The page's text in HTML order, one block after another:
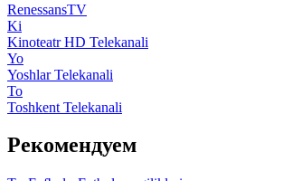
RenessansTV
Ki
Kinoteatr HD Telekanali
Yo
Yoshlar Telekanali
To
Toshkent Telekanali
Рекомендуем